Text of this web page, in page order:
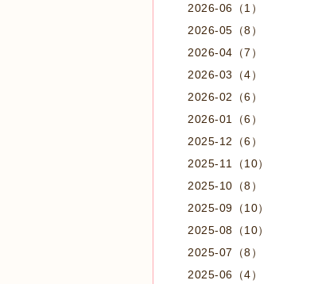
2026-06（1）
2026-05（8）
2026-04（7）
2026-03（4）
2026-02（6）
2026-01（6）
2025-12（6）
2025-11（10）
2025-10（8）
2025-09（10）
2025-08（10）
2025-07（8）
2025-06（4）